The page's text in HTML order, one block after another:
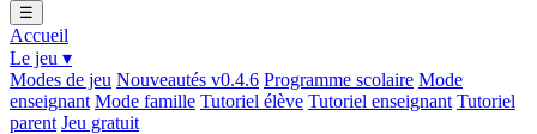
☰
Accueil
Le jeu ▾
Modes de jeu Nouveautés v0.4.6 Programme scolaire Mode
enseignant Mode famille Tutoriel élève Tutoriel enseignant Tutoriel
parent Jeu gratuit